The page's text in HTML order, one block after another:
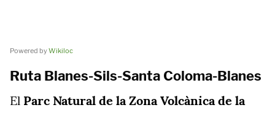
Powered byWikiloc
Ruta Blanes-Sils-Santa Coloma-Blanes
El Parc Natural de la Zona Volcànica de la